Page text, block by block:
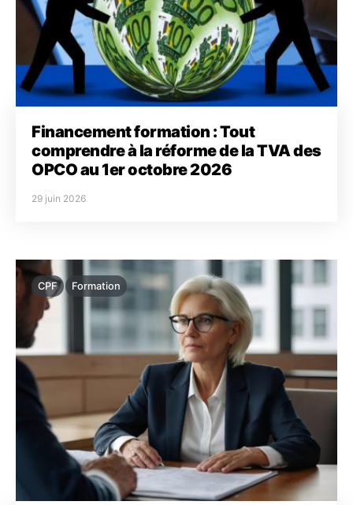
Financement formation : Tout
comprendre à la réforme de la TVA des
OPCO au 1er octobre 2026
29 juin 2026
CPF Formation